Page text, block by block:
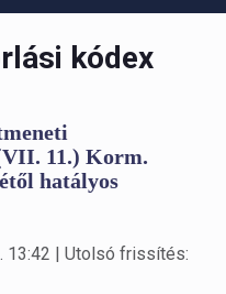
kódex
11.) Korm.
hatályos
13:42 | Utolsó frissítés: